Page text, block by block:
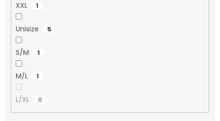
XXL 1
Unisize 5
S/M 1
M/L 1
L/XL 0